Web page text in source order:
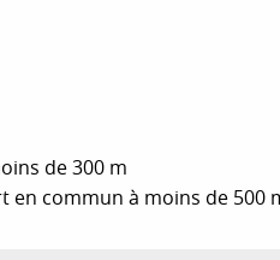
de 300 m
en commun à moins de 500